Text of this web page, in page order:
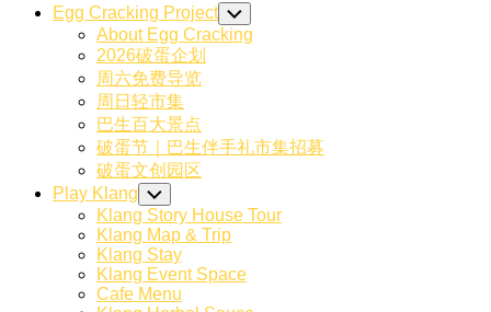
Egg Cracking Project Toggle
Child
Menu
About Egg Cracking
2026破蛋企划
周六免费导览
周日轻市集
巴生百大景点
破蛋节｜巴生伴手礼市集招募
破蛋文创园区
Play Klang Toggle
Child
Menu
Klang Story House Tour
Klang Map & Trip
Klang Stay
Klang Event Space
Cafe Menu